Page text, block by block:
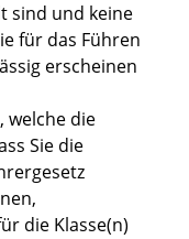
sind und keine
für das Führen
erscheinen
welche die
Sie die
die Klasse(n)